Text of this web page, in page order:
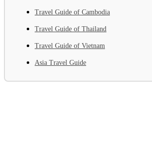
Travel Guide of Cambodia
Travel Guide of Thailand
Travel Guide of Vietnam
Asia Travel Guide